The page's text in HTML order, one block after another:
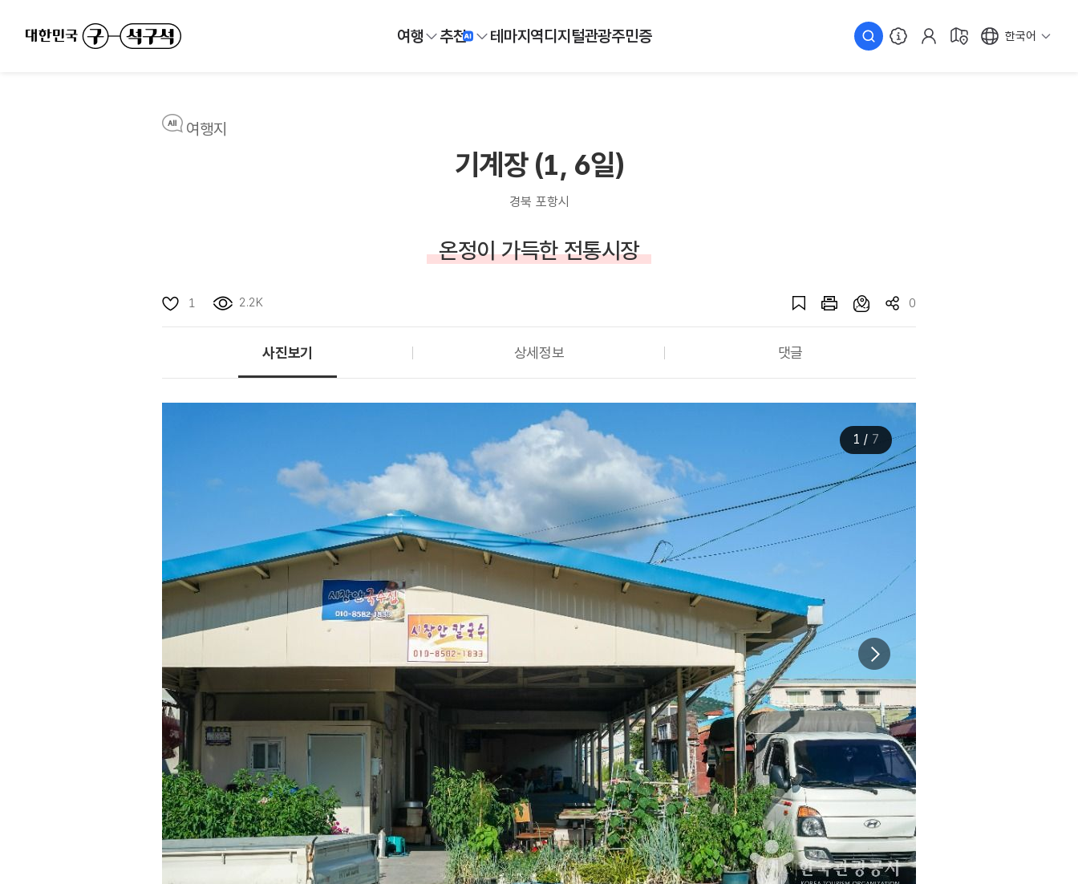
여행 추천 테마지역디지털관광주민증 한국어
여행지
기계장 (1, 6일)
경북 포항시
온정이 가득한 전통시장
1 2.2K 0
사진보기 상세정보 댓글
1 / 7